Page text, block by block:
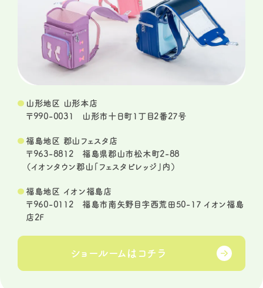
山形地区 山形本店
〒990-0031 山形市十日町1丁目2番27号
福島地区 郡山フェスタ店
〒963-8812 福島県郡山市松木町2-88
（イオンタウン郡山「フェスタビレッジ」内）
福島地区 イオン福島店
〒960-0112 福島市南矢野目字西荒田50-17 イオン福島
店2F
ショールームは コチラ